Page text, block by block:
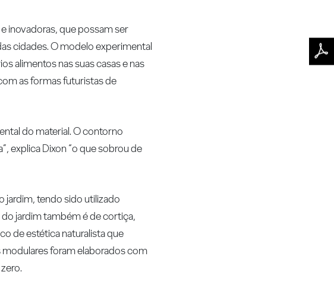
inovadoras, que possam ser
cidades. O modelo experimental
alimentos nas suas casas e nas
as formas futuristas de
do material. O contorno
explica Dixon “o que sobrou de
jardim, tendo sido utilizado
jardim também é de cortiça,
de estética naturalista que
modulares foram elaborados com